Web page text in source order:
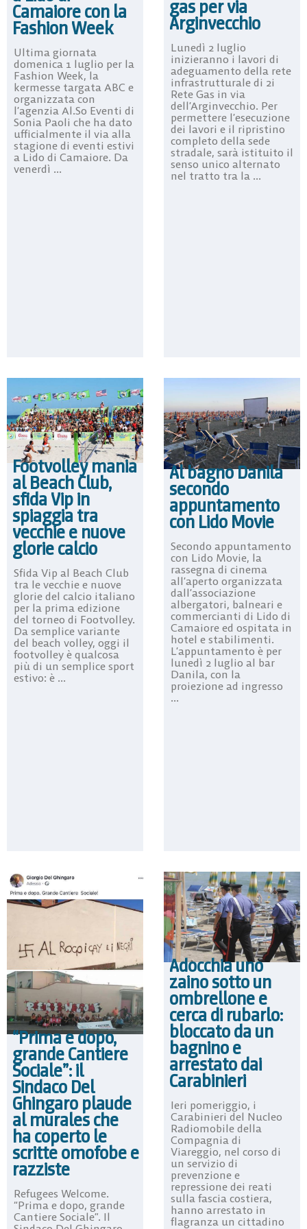
Camaiore con la
Fashion Week
Ultima giornata
domenica 1 luglio per la
Fashion Week, la
kermesse targata ABC e
organizzata con
l’agenzia Al.So Eventi di
Sonia Paoli che ha dato
ufficialmente il via alla
stagione di eventi estivi
a Lido di Camaiore. Da
venerdì ...
gas per via
Arginvecchio
Lunedì 2 luglio
inizieranno i lavori di
adeguamento della rete
infrastrutturale di 2i
Rete Gas in via
dell’Arginvecchio. Per
permettere l’esecuzione
dei lavori e il ripristino
completo della sede
stradale, sarà istituito il
senso unico alternato
nel tratto tra la ...
Footvolley mania
al Beach Club,
sfida Vip in
spiaggia tra
vecchie e nuove
glorie calcio
Sfida Vip al Beach Club
tra le vecchie e nuove
glorie del calcio italiano
per la prima edizione
del torneo di Footvolley.
Da semplice variante
del beach volley, oggi il
footvolley è qualcosa
più di un semplice sport
estivo: è ...
Al bagno Danila
secondo
appuntamento
con Lido Movie
Secondo appuntamento
con Lido Movie, la
rassegna di cinema
all’aperto organizzata
dall’associazione
albergatori, balneari e
commercianti di Lido di
Camaiore ed ospitata in
hotel e stabilimenti.
L’appuntamento è per
lunedì 2 luglio al bar
Danila, con la
proiezione ad ingresso
...
“Prima e dopo,
grande Cantiere
Sociale”: il
Sindaco Del
Ghingaro plaude
al murales che
ha coperto le
scritte omofobe e
razziste
Refugees Welcome.
“Prima e dopo, grande
Cantiere Sociale”. Il
Adocchia uno
zaino sotto un
ombrellone e
cerca di rubarlo:
bloccato da un
bagnino e
arrestato dai
Carabinieri
Ieri pomeriggio, i
Carabinieri del Nucleo
Radiomobile della
Compagnia di
Viareggio, nel corso di
un servizio di
prevenzione e
repressione dei reati
sulla fascia costiera,
hanno arrestato in
flagranza un cittadino